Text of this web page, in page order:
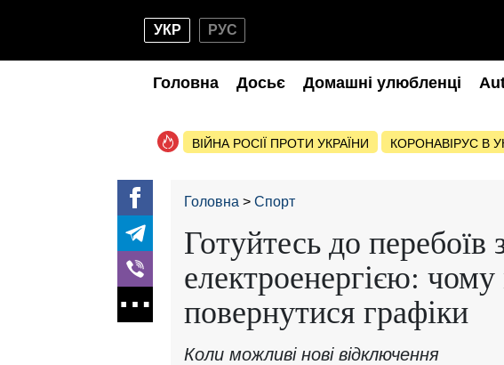
УКР РУС
Головна Досьє Домашні улюбленці
ВІЙНА РОСІЇ ПРОТИ УКРАЇНИ КОРОНАВІРУС В
Головна Спорт
Готуйтесь до перебоїв
електроенергією:
повернутися графіки
Коли можливі нові відключення